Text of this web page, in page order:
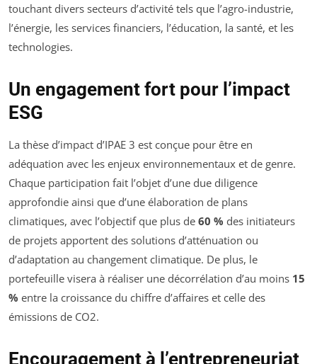
touchant divers secteurs d’activité tels que l’agro-industrie,
l’énergie, les services financiers, l’éducation, la santé, et les
technologies.
Un engagement fort pour l’impact
ESG
La thèse d’impact d’IPAE 3 est conçue pour être en
adéquation avec les enjeux environnementaux et de genre.
Chaque participation fait l’objet d’une due diligence
approfondie ainsi que d’une élaboration de plans
climatiques, avec l’objectif que plus de 60 % des initiateurs
de projets apportent des solutions d’atténuation ou
d’adaptation au changement climatique. De plus, le
portefeuille visera à réaliser une décorrélation d’au moins 15
% entre la croissance du chiffre d’affaires et celle des
émissions de CO2.
Encouragement à l’entrepreneuriat